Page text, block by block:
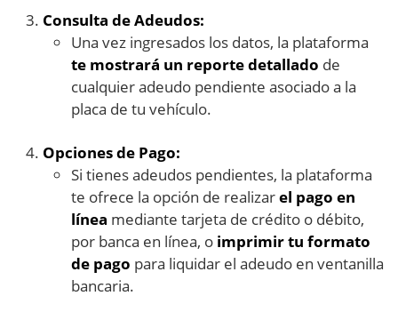
Consulta de Adeudos:
Una vez ingresados los datos, la plataforma
te mostrará un reporte detallado de
cualquier adeudo pendiente asociado a la
placa de tu vehículo.
Opciones de Pago:
Si tienes adeudos pendientes, la plataforma
te ofrece la opción de realizarel pago en
línea mediante tarjeta de crédito o débito,
por banca en línea, o imprimir tu formato
de pago para liquidar el adeudo en ventanilla
bancaria.